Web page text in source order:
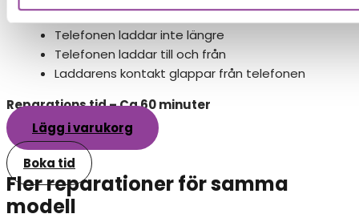
Symptom
Telefonen laddar inte längre
Telefonen laddar till och från
Laddarens kontakt glappar från telefonen
Reparations tid – Ca 60 minuter
Lägg i varukorg
Boka tid
Fler reparationer för samma
modell